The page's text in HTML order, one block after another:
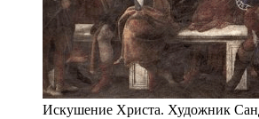
Искушение Христа. Художник